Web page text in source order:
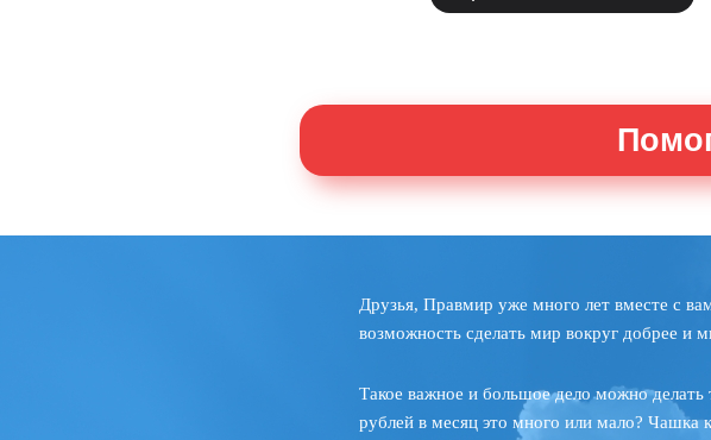
Друзья, Правмир уже много лет вместе с
возможность сделать мир вокруг добрее и
Такое важное и большое дело можно
рублей в месяц это много или мало? Чашка